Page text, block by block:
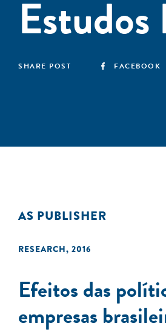
SHARE POST FACEBOOK
AS PUBLISHER
RESEARCH, 2016
Efeitos das
empresas